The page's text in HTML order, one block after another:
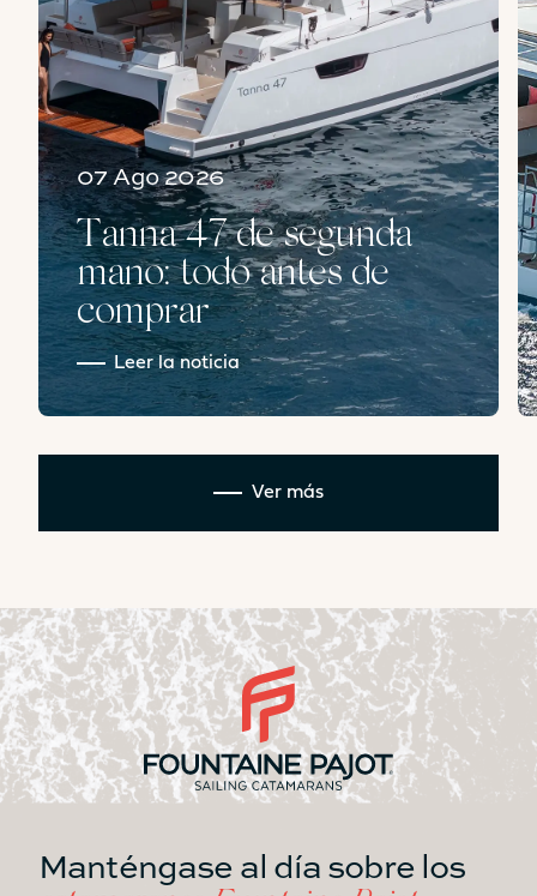
07 Ago 2026
Tanna 47 de segunda
mano: todo antes de
comprar
Leer la noticia
Ver más
Manténgase al día sobre los